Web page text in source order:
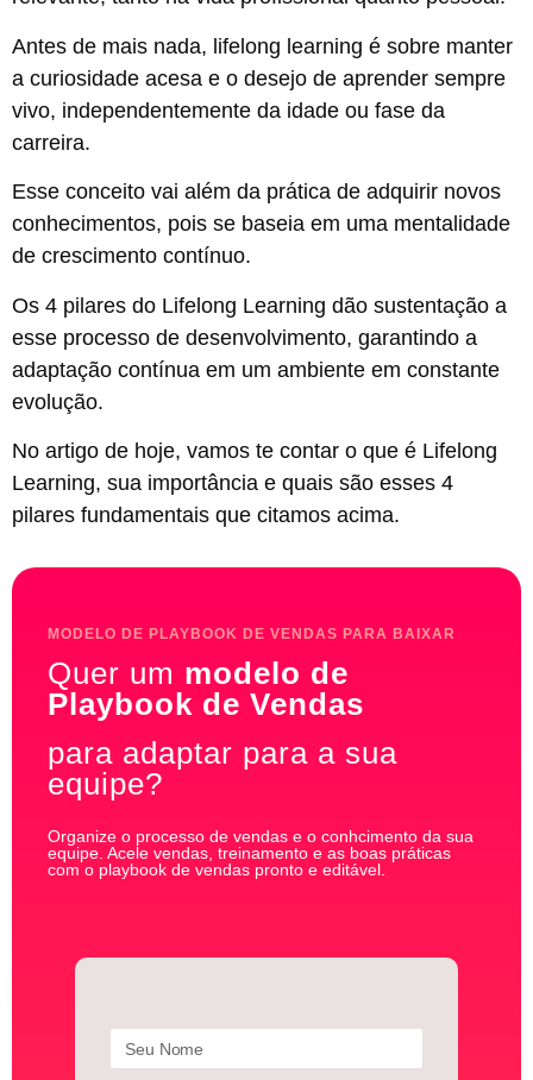
Antes de mais nada, lifelong learning é sobre manter
a curiosidade acesa e o desejo de aprender sempre
vivo, independentemente da idade ou fase da
carreira.
Esse conceito vai além da prática de adquirir novos
conhecimentos, pois se baseia em uma mentalidade
de crescimento contínuo.
Os 4 pilares do Lifelong Learning dão sustentação a
esse processo de desenvolvimento, garantindo a
adaptação contínua em um ambiente em constante
evolução.
No artigo de hoje, vamos te contar o que é Lifelong
Learning, sua importância e quais são esses 4
pilares fundamentais que citamos acima.
MODELO DE PLAYBOOK DE VENDAS PARA BAIXAR
Quer um modelo de
Playbook de Vendas
para adaptar para a sua
equipe?
Organize o processo de vendas e o conhcimento da sua
equipe. Acele vendas, treinamento e as boas práticas
com o playbook de vendas pronto e editável.